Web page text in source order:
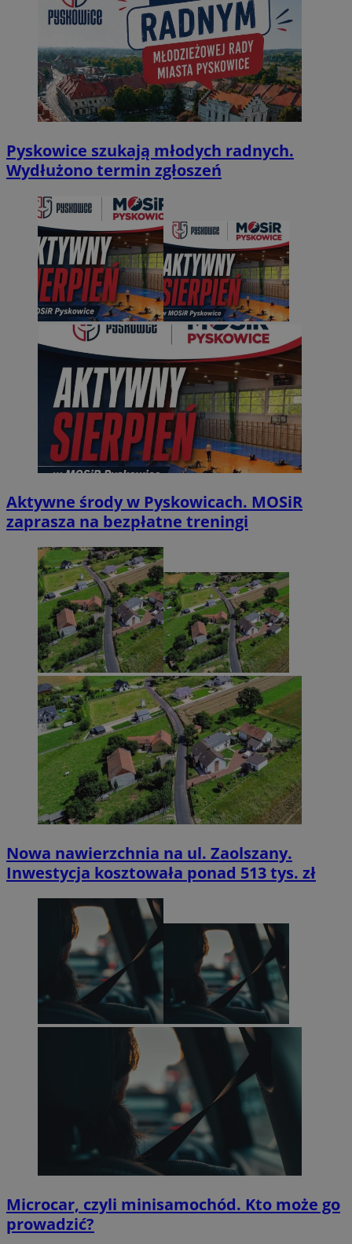
Pyskowice szukają młodych radnych.
Wydłużono termin zgłoszeń
Aktywne środy w Pyskowicach. MOSiR
zaprasza na bezpłatne treningi
Nowa nawierzchnia na ul. Zaolszany.
Inwestycja kosztowała ponad 513 tys. zł
Microcar, czyli minisamochód. Kto może go
prowadzić?